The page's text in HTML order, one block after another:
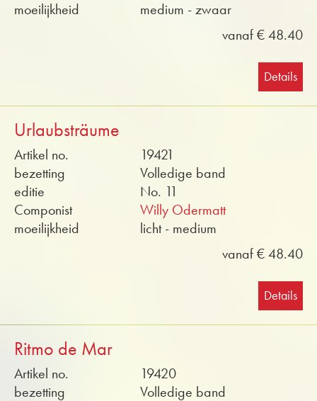
moeilijkheid
medium - zwaar
vanaf € 48.40
Details
Urlaubsträume
Artikel no.
19421
bezetting
Volledige band
editie
No. 11
Componist
Willy Odermatt
moeilijkheid
licht - medium
vanaf € 48.40
Details
Ritmo de Mar
Artikel no.
19420
bezetting
Volledige band